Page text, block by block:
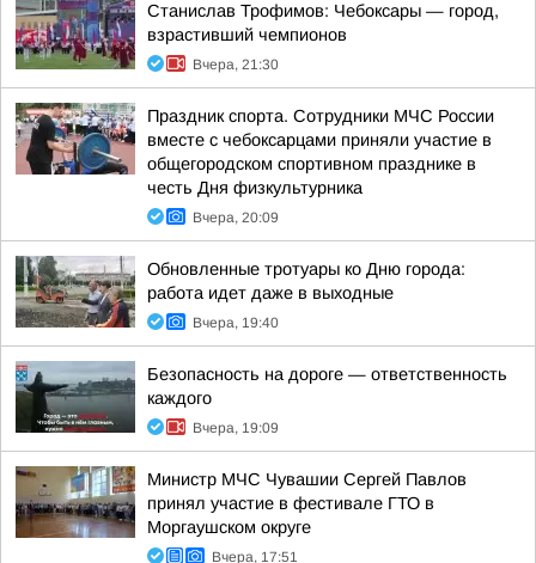
Станислав Трофимов: Чебоксары — город,
взрастивший чемпионов
Вчера, 21:30
Праздник спорта. Сотрудники МЧС России
вместе с чебоксарцами приняли участие в
общегородском спортивном празднике в
честь Дня физкультурника
Вчера, 20:09
Обновленные тротуары ко Дню города:
работа идет даже в выходные
Вчера, 19:40
Безопасность на дороге — ответственность
каждого
Вчера, 19:09
Министр МЧС Чувашии Сергей Павлов
принял участие в фестивале ГТО в
Моргаушском округе
Вчера, 17:51